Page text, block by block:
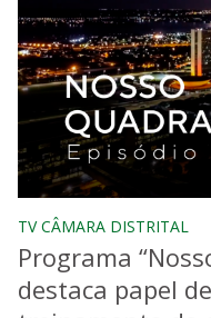
TV CÂMARA DISTRITAL
Programa
destaca papel